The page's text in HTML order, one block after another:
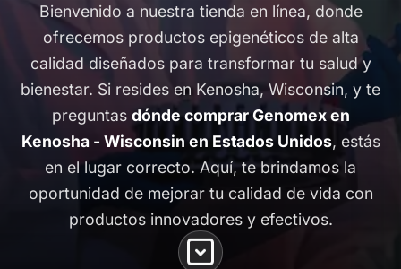
Bienvenido a nuestra tienda en línea, donde
ofrecemos productos epigenéticos de alta
calidad diseñados para transformar tu salud y
bienestar. Si resides en Kenosha, Wisconsin, y te
preguntas dónde comprar Genomex en
Kenosha - Wisconsin en Estados Unidos, estás
en el lugar correcto. Aquí, te brindamos la
oportunidad de mejorar tu calidad de vida con
productos innovadores y efectivos.